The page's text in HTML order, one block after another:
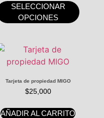
SELECCIONAR
OPCIONES
Tarjeta de propiedad MIGO
$25,000
AÑADIR AL CARRITO